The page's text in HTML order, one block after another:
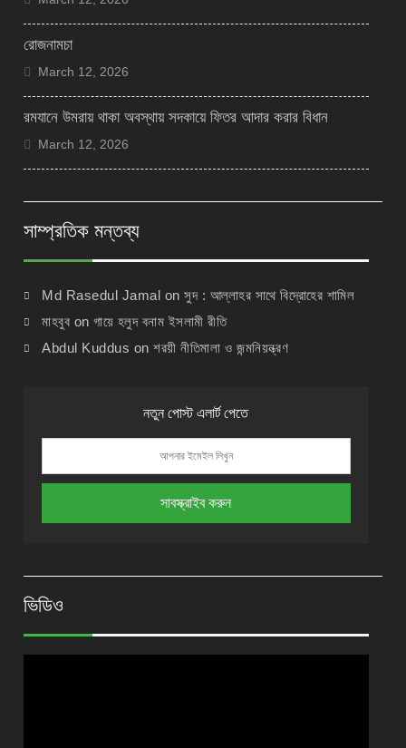
রোজনামচা
March 12, 2026
রমযানে উমরায় থাকা অবস্থায় সদকায়ে ফিতর আদার করার বিধান
March 12, 2026
সাম্প্রতিক মন্তব্য
Md Rasedul Jamal onসুদ : আল্লাহর সাথে বিদ্রোহের শামিল
মাহবুব onগায়ে হলুদ বনাম ইসলামী রীতি
Abdul Kuddus onশরয়ী নীতিমালা ও জন্মনিয়ন্ত্রণ
নতুন পোস্ট এলার্ট পেতে
ভিডিও